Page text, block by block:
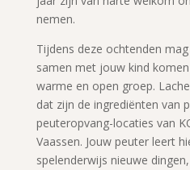
nemen.
Tijdens deze ochtenden
samen met jouw kind
warme en open groep.
dat zijn de ingrediënten van
peuteropvang-locaties van
Vaassen. Jouw peuter leert
spelenderwijs nieuwe